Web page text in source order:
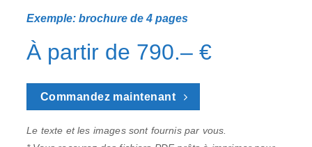
Exemple: brochure de 4 pages
À partir de 790.– €
Commandez maintenant
Le texte et les images sont fournis par vous.